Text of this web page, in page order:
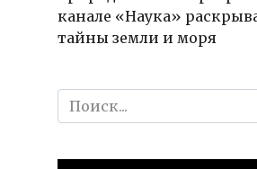
канале «Наука»
тайны земли и моря
Search
for: